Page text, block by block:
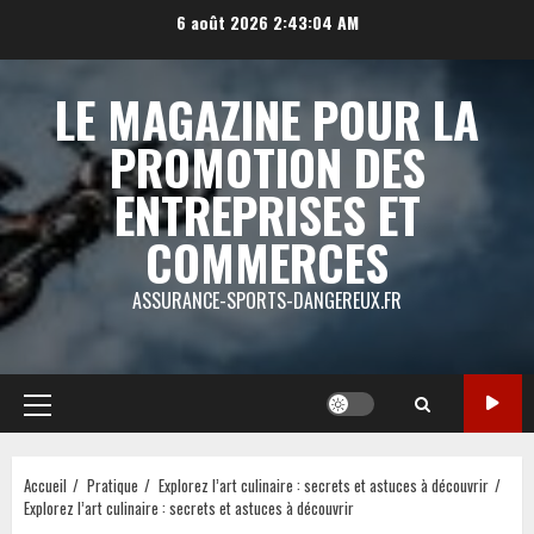
6 août 2026 2:43:04 AM
LE MAGAZINE POUR LA
PROMOTION DES
ENTREPRISES ET
COMMERCES
ASSURANCE-SPORTS-DANGEREUX.FR
Menu
principal
Accueil Pratique
Explorez l’art culinaire : secrets et astuces à découvrir
Explorez l’art culinaire : secrets et astuces à découvrir